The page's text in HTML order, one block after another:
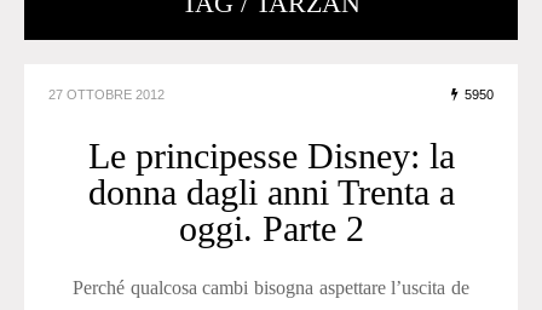
27 OTTOBRE 2012 5950
Le principesse Disney: la
donna dagli anni Trenta a
oggi. Parte 2
Perché qualcosa cambi bisogna aspettare l’uscita de